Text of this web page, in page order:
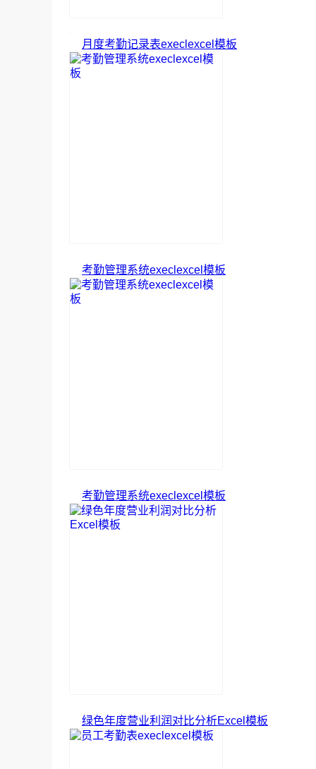
月度考勤记录表execlexcel模板
考勤管理系统execlexcel模板
考勤管理系统execlexcel模板
绿色年度营业利润对比分析Excel模板